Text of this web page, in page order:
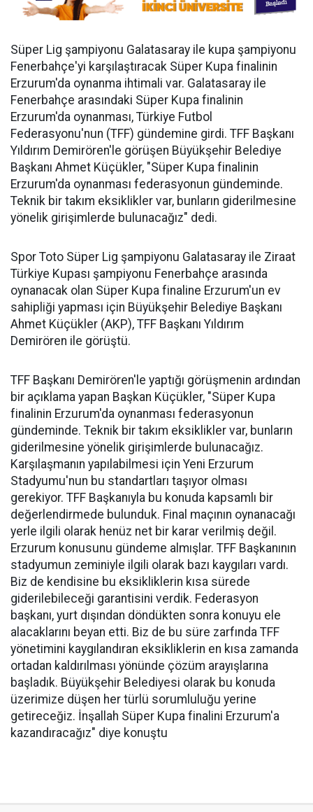
Süper Lig şampiyonu Galatasaray ile kupa şampiyonu
Fenerbahçe'yi karşılaştıracak Süper Kupa finalinin
Erzurum'da oynanma ihtimali var. Galatasaray ile
Fenerbahçe arasındaki Süper Kupa finalinin
Erzurum'da oynanması, Türkiye Futbol
Federasyonu'nun (TFF) gündemine girdi. TFF Başkanı
Yıldırım Demirören'le görüşen Büyükşehir Belediye
Başkanı Ahmet Küçükler, "Süper Kupa finalinin
Erzurum'da oynanması federasyonun gündeminde.
Teknik bir takım eksiklikler var, bunların giderilmesine
yönelik girişimlerde bulunacağız" dedi.
Spor Toto Süper Lig şampiyonu Galatasaray ile Ziraat
Türkiye Kupası şampiyonu Fenerbahçe arasında
oynanacak olan Süper Kupa finaline Erzurum'un ev
sahipliği yapması için Büyükşehir Belediye Başkanı
Ahmet Küçükler (AKP), TFF Başkanı Yıldırım
Demirören ile görüştü.
TFF Başkanı Demirören'le yaptığı görüşmenin ardından
bir açıklama yapan Başkan Küçükler, "Süper Kupa
finalinin Erzurum'da oynanması federasyonun
gündeminde. Teknik bir takım eksiklikler var, bunların
giderilmesine yönelik girişimlerde bulunacağız.
Karşılaşmanın yapılabilmesi için Yeni Erzurum
Stadyumu'nun bu standartları taşıyor olması
gerekiyor. TFF Başkanıyla bu konuda kapsamlı bir
değerlendirmede bulunduk. Final maçının oynanacağı
yerle ilgili olarak henüz net bir karar verilmiş değil.
Erzurum konusunu gündeme almışlar. TFF Başkanının
stadyumun zeminiyle ilgili olarak bazı kaygıları vardı.
Biz de kendisine bu eksikliklerin kısa sürede
giderilebileceği garantisini verdik. Federasyon
başkanı, yurt dışından döndükten sonra konuyu ele
alacaklarını beyan etti. Biz de bu süre zarfında TFF
yönetimini kaygılandıran eksikliklerin en kısa zamanda
ortadan kaldırılması yönünde çözüm arayışlarına
başladık. Büyükşehir Belediyesi olarak bu konuda
üzerimize düşen her türlü sorumluluğu yerine
getireceğiz. İnşallah Süper Kupa finalini Erzurum'a
kazandıracağız" diye konuştu